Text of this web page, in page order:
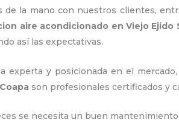
de la mano con nuestros clientes,
aire acondicionado en Viejo Ejido
así las expectativas.
experta y posicionada en el
son profesionales certificados y
se necesita un buen